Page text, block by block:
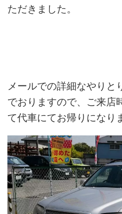
ただきました。
メールでの詳細なやりと
でおりますので、ご来店
て代車にてお帰りになり